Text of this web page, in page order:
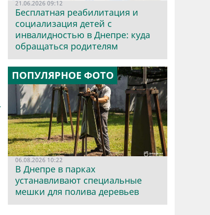
21.06.2026 09:12
Бесплатная реабилитация и
социализация детей с
инвалидностью в Днепре: куда
обращаться родителям
ПОПУЛЯРНОЕ ФОТО
06.08.2026 10:22
В Днепре в парках
устанавливают специальные
мешки для полива деревьев